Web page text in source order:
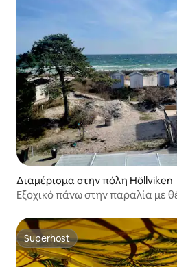
Διαμέρισμα στην πόλη Höllviken
Εξοχικό πάνω στην παραλία με
Superhost
Superhost